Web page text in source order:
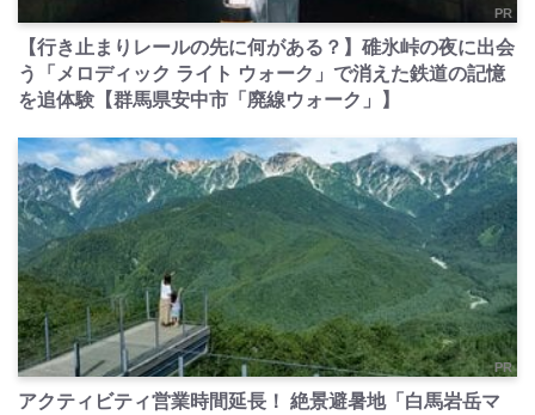
PR
【行き止まりレールの先に何がある？】碓氷峠の夜に出会
う「メロディック ライト ウォーク」で消えた鉄道の記憶
を追体験【群馬県安中市「廃線ウォーク」】
PR
アクティビティ営業時間延長！ 絶景避暑地「白馬岩岳マ